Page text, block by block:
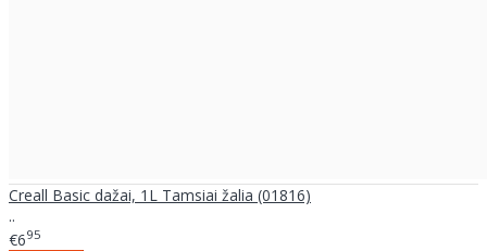
Creall Basic dažai, 1L Tamsiai žalia (01816)
..
€695